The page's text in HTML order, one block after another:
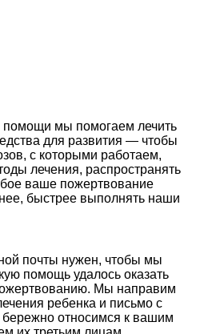
помощи мы помогаем лечить
для развития — чтобы
с которыми работаем,
лечения, распространять
ваше пожертвование
быстрее выполнять наши
почты нужен, чтобы мы
помощь удалось оказать
Мы направим
ребенка и письмо с
относимся к вашим